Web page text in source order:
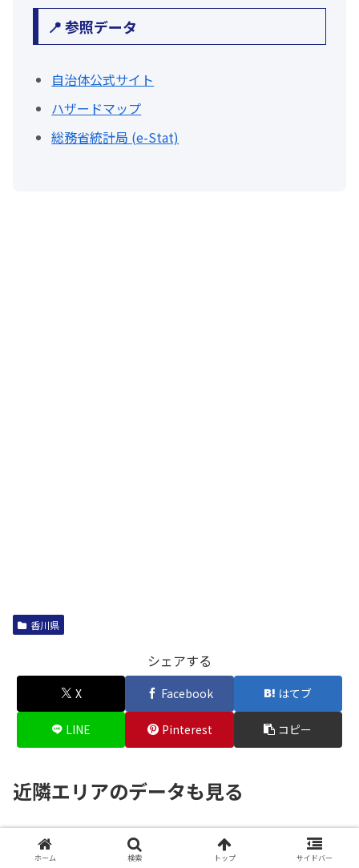
📍 参照データ
自治体公式サイト
ハザードマップ
総務省統計局 (e-Stat)
香川県
シェアする
X Facebook はてブ
LINE Pinterest コピー
近隣エリアのデータも見る
香川県
【2026年】香川県 高松市 松島二
丁目駅の住みやすさは？治安・周
ホーム 検索 トップ サイドバー